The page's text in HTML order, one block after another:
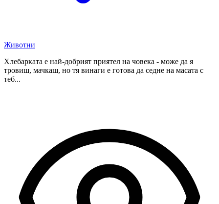
Животни
Хлебарката е най-добрият приятел на човека - може да я
тровиш, мачкаш, но тя винаги е готова да седне на масата с
теб...